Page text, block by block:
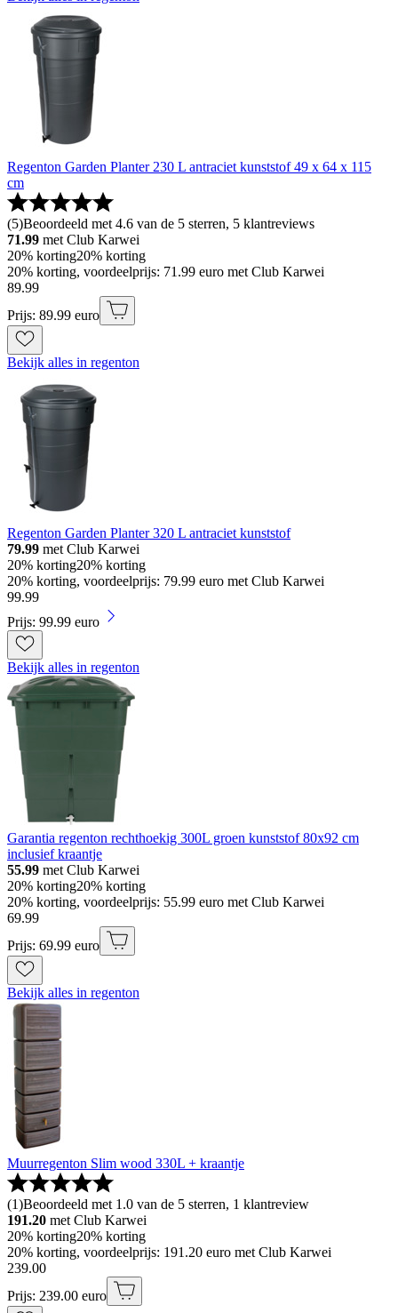
Regenton Garden Planter 230 L antraciet kunststof 49 x 64 x 115
cm
(5)Beoordeeld met 4.6 van de 5 sterren, 5 klantreviews
71.99 met Club Karwei
20% korting20% korting
20% korting, voordeelprijs: 71.99 euro met Club Karwei
89.99
Prijs: 89.99 euro
Bekijk alles in regenton
Regenton Garden Planter 320 L antraciet kunststof
79.99 met Club Karwei
20% korting20% korting
20% korting, voordeelprijs: 79.99 euro met Club Karwei
99.99
Prijs: 99.99 euro
Bekijk alles in regenton
Garantia regenton rechthoekig 300L groen kunststof 80x92 cm
inclusief kraantje
55.99 met Club Karwei
20% korting20% korting
20% korting, voordeelprijs: 55.99 euro met Club Karwei
69.99
Prijs: 69.99 euro
Bekijk alles in regenton
Muurregenton Slim wood 330L + kraantje
(1)Beoordeeld met 1.0 van de 5 sterren, 1 klantreview
191.20 met Club Karwei
20% korting20% korting
20% korting, voordeelprijs: 191.20 euro met Club Karwei
239.00
Prijs: 239.00 euro